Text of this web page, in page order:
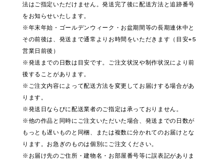
法はご指定いただけません。発送完了後に配送方法と追跡番号
をお知らせいたします。
※年末年始・ゴールデンウィーク・お盆期間等の長期連休中と
その前後は、発送まで通常よりお時間をいただきます（目安+5
営業日前後）
※発送までの日数は目安です。ご注文状況や制作状況により前
後することがあります。
※ご注文内容によって配送方法を変更してお届けする場合があ
ります。
※発送日ならびに配送業者のご指定は承っておりません。
※他の作品と同時にご注文いただいた場合、発送までの日数が
もっとも遅いものと同梱、または複数に分かれてのお届けとな
ります。お急ぎのものは個別にご注文ください。
※お届け先のご住所・建物名・お部屋番号等に誤表記がありま